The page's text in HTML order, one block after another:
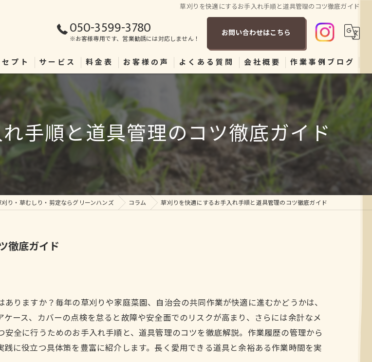
草刈りを快適にするお手入れ手順と道具管理のコツ徹底ガイド
050-3599-3780
※お客様専用です、営業勧誘には対応しません！
お問い合わせはこちら
プト サービス 料金表 お客様の声 よくある質問 会社概要 作業事例ブログ
手順と道具管理のコツ徹底ガイド
り・草むしり・剪定ならグリーンハンズ コラム 草刈りを快適にするお手入れ手順と道具管理のコツ徹底ガイド
徹底ガイド
りますか？毎年の草刈りや家庭菜園、自治会の共同作業が快適に進むかどうかは、
ース、カバーの点検を怠ると故障や安全面でのリスクが高まり、さらには余計なメ
全に行うためのお手入れ手順と、道具管理のコツを徹底解説。作業履歴の管理から
に役立つ具体策を豊富に紹介します。長く愛用できる道具と余裕ある作業時間を実